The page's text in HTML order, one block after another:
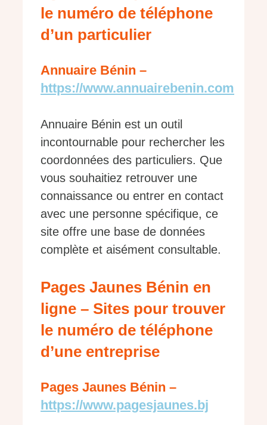
le numéro de téléphone
d’un particulier
Annuaire Bénin –
https://www.annuairebenin.com
Annuaire Bénin est un outil
incontournable pour rechercher les
coordonnées des particuliers. Que
vous souhaitiez retrouver une
connaissance ou entrer en contact
avec une personne spécifique, ce
site offre une base de données
complète et aisément consultable.
Pages Jaunes Bénin en
ligne – Sites pour trouver
le numéro de téléphone
d’une entreprise
Pages Jaunes Bénin –
https://www.pagesjaunes.bj